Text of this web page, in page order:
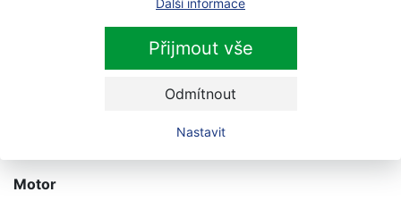
Přijmout vše
Odmítnout
Nastavit
emise CO2 a dokáže nabídnout výkon a kvalitu,
které očekáváte od značky Husqvarna. Je však
důležité si uvědomit, že emise CO2 vznikají
během dalších fází životního cyklu výrobku, jako
jsou výroba, nabíjení a likvidace po konci
Motor